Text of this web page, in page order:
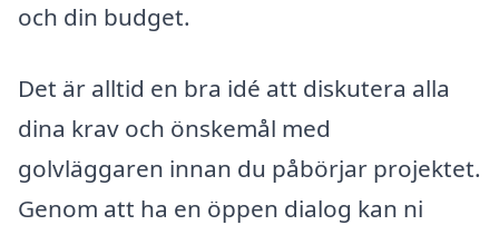
och din budget.
Det är alltid en bra idé att diskutera alla
dina krav och önskemål med
golvläggaren innan du påbörjar projektet.
Genom att ha en öppen dialog kan ni